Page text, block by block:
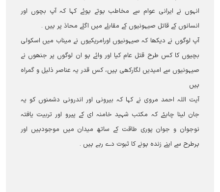
انہوں نے ایرانی عوام سے مخاطب ہوتے ہوئے کہا کہ آپ بچوں اور
انسانوں کے قاتل صیہونیوں کے مقابلے میں اگلے محاذ پر ہیں ۔
آپ لوگوں نے دیکھا کہ صیہونیوں اورامریکیوں نے میناب میں اسکولی
بچیوں کا کس طرح قتل عام کیا اور وائے ہو ان لوگوں پر جنھوں نے
صیہونیوں سے امیدیں لگارکھی ہیں، کس قدر یہ عناصر ذلیل و گمراہ
ہيں
آیت اللہ احمد مروی نے کہا کہ بیرونی اور اندرونی دشمنوں کو یہ
جان لینا چاہئے کہ مکتب شہید خامنہ ای کے پیرو اور تربیت یافتہ
نوجوان و جوان پوری طاقت کے ساتھ میدان میں موجودہیں اور
ہرطرح سے اپنے زندہ ہونے کا ثبوت دے رہے ہیں ۔